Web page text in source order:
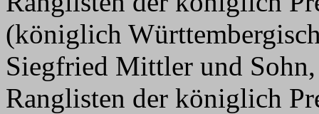
(königlich
Siegfried Mittler und
Ranglisten der königlich